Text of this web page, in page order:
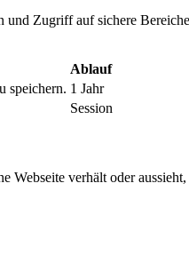
Zugriff auf sichere
Ablauf
speichern. 1 Jahr
Session
verhält oder